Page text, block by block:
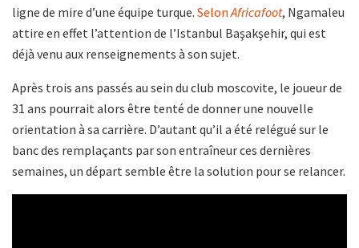
ligne de mire d’une équipe turque. SelonAfricafoot, Ngamaleu
attire en effet l’attention de l’Istanbul Başakşehir, qui est
déjà venu aux renseignements à son sujet.
Après trois ans passés au sein du club moscovite, le joueur de
31 ans pourrait alors être tenté de donner une nouvelle
orientation à sa carrière. D’autant qu’il a été relégué sur le
banc des remplaçants par son entraîneur ces dernières
semaines, un départ semble être la solution pour se relancer.